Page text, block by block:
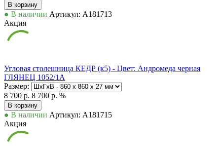
В корзину
● В наличии Артикул: А181713
Акция
Угловая столешница КЕДР (к5) - Цвет: Андромеда черная
ГЛЯНЕЦ 1052/1А
Размер:
8 700 р. 8 700 р. %
В корзину
● В наличии Артикул: А181715
Акция